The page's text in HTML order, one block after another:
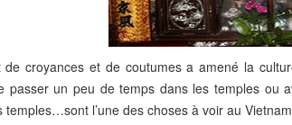
de croyances et de coutumes a amené la
passer un peu de temps dans les temples ou
temples…sont l’une des choses à voir au